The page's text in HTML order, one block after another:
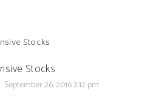
Stocks
September 26, 20162:12 pm